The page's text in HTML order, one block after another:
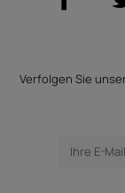
Verfolgen Sie